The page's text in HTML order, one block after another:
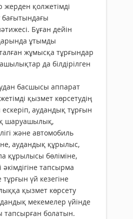
жерден қолжетімді
бағытындағы
Бұған дейін
ұтымды
жұмысқа тұрғындар
да білдірілген
басшысы аппарат
қызмет көрсетудің
аудандық тұрғын
шаруашылық,
және автомобиль
аудандық құрылыс,
құрылысы бөліміне,
әкімдігіне тапсырма
үй кезегіне
қызмет көрсету
мекемелер үйінде
тапсырған болатын.